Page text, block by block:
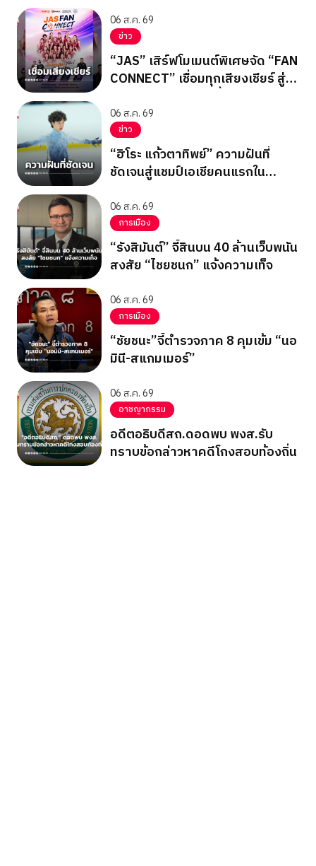
06 ส.ค. 69
ข่าว
“JAS” เสิร์ฟโมเมนต์พิเศษจัด “FAN
CONNECT” เชื่อมทุกเสียงเชียร์ สู่
06 ส.ค. 69
ข่าว
“ฮิโระ แก้วตาทิพย์” ความฝันที่
ชัดเจนสู่แชมป์เอเชียคนแรกใน
06 ส.ค. 69
การเมือง
“รังสิมันต์” จี้สินบน 40 ล้านเว็บพนัน
สงสัย “ไชยชนก” แจ้งความเท็จ
06 ส.ค. 69
การเมือง
“ชัยชนะ”จี้ตำรวจภาค 8 คุมเข้ม “นอ
มินี-สแกมเมอร์”
06 ส.ค. 69
อาชญากรรม
อดีตอธิบดีสถ.ดอดพบ พงส.รับ
ทราบข้อกล่าวหาคดีโกงสอบท้องถิ่น